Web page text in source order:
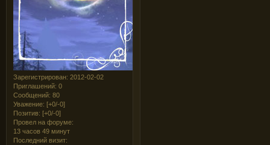
Зарегистрирован: 2012-02-02
Приглашений: 0
Сообщений: 80
Уважение: [+0/-0]
Позитив: [+0/-0]
Провел на форуме:
13 часов 49 минут
Последний визит: